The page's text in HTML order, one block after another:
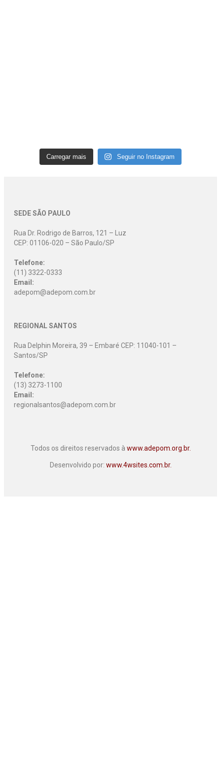
Carregar mais Seguir no Instagram
SEDE SÃO PAULO
Rua Dr. Rodrigo de Barros, 121 – Luz
CEP: 01106-020 – São Paulo/SP
Telefone:
(11) 3322-0333
Email:
adepom@adepom.com.br
REGIONAL SANTOS
Rua Delphin Moreira, 39 – Embaré CEP: 11040-101 –
Santos/SP
Telefone:
(13) 3273-1100
Email:
regionalsantos@adepom.com.br
Todos os direitos reservados à www.adepom.org.br.
Desenvolvido por: www.4wsites.com.br.